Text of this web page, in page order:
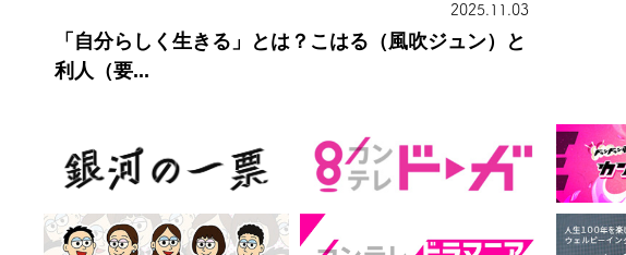
2025.11.03
「自分らしく生きる」とは？こはる（風吹ジュン）と
利人（要...